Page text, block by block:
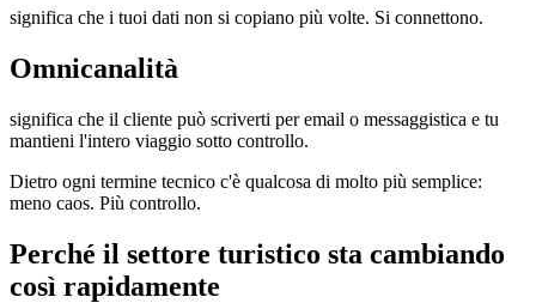
significa che i tuoi dati non si copiano più volte. Si connettono.
Omnicanalità
significa che il cliente può scriverti per email o messaggistica e tu
mantieni l'intero viaggio sotto controllo.
Dietro ogni termine tecnico c'è qualcosa di molto più semplice:
meno caos. Più controllo.
Perché il settore turistico sta cambiando
così rapidamente